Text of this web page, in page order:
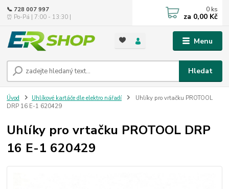
Menu
Hledat
📞 728 007 997
⏰ Po-Pá | 7:00 - 13:30 |
0 ks
za 0,00 Kč
Úvod Uhlíkové kartáče dle elektro nářadí
Uhlíky pro vrtačku PROTOOL
DRP 16 E-1 620429
Uhlíky pro vrtačku PROTOOL DRP
16 E-1 620429